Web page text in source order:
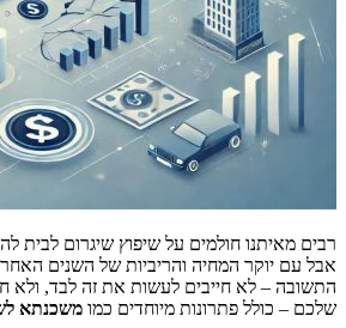
רבים מאיתנו חולמים על שיפוץ שיגרום
אבל עם יוקר המחיה והריביות של השנים
התשובה – לא חייבים לעשות את זה לבד, ולא
שלכם – כולל פתרונות מיוחדים כמו משכנתא